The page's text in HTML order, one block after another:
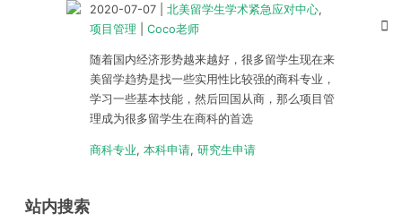
2020-07-07 北美留学生学术紧急应对中心,
项目管理
Coco老师
随着国内经济形势越来越好，很多留学生现在来
美留学趋势是找一些实用性比较强的商科专业，
学习一些基本技能，然后回国从商，那么项目管
理成为很多留学生在商科的首选
商科专业, 本科申请, 研究生申请
站内搜索